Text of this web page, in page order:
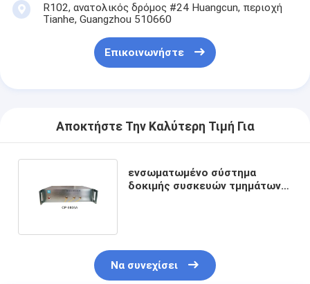
R102, ανατολικός δρόμος #24 Huangcun, περιοχή
Tianhe, Guangzhou 510660
Επικοινωνήστε
Αποκτήστε Την Καλύτερη Τιμή Για
ενσωματωμένο σύστημα
δοκιμής συσκευών τμημάτων
Να συνεχίσει